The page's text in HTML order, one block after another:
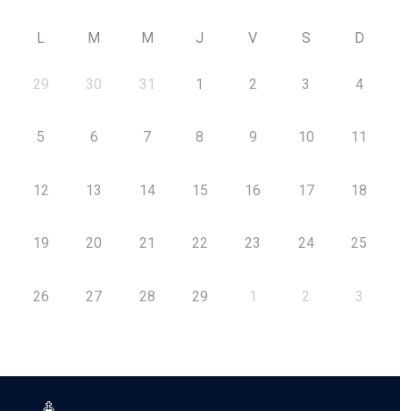
L M M J V S D
29 30 31 1 2 3 4
5 6 7 8 9 10 11
12 13 14 15 16 17 18
19 20 21 22 23 24 25
26 27 28 29 1 2 3